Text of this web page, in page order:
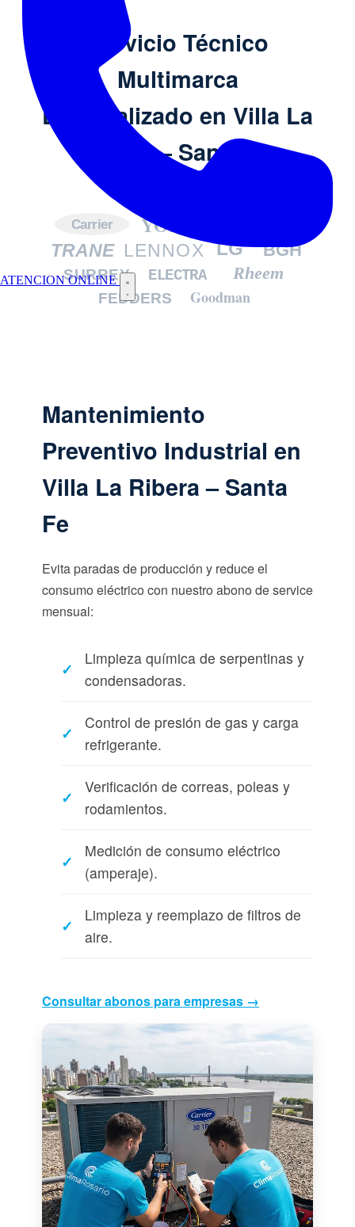
ATENCION ONLINE
Servicio Técnico
Multimarca
Especializado en Villa La
Ribera – Santa Fe
Carrier YORK
TRANE LENNOX LG BGH
SURREY ELECTRA Rheem
FEDDERS Goodman
Mantenimiento
Preventivo Industrial en
Villa La Ribera – Santa
Fe
Evita paradas de producción y reduce el
consumo eléctrico con nuestro abono de service
mensual:
Limpieza química de serpentinas y
condensadoras.
Control de presión de gas y carga
refrigerante.
Verificación de correas, poleas y
rodamientos.
Medición de consumo eléctrico
(amperaje).
Limpieza y reemplazo de filtros de
aire.
Consultar abonos para empresas →